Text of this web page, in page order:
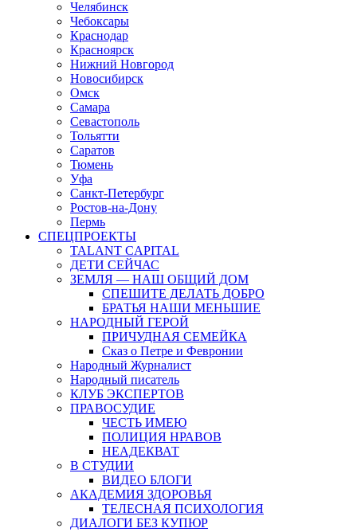
Челябинск
Чебоксары
Краснодар
Красноярск
Нижний Новгород
Новосибирск
Омск
Самара
Севастополь
Тольятти
Саратов
Тюмень
Уфа
Санкт-Петербург
Ростов-на-Дону
Пермь
СПЕЦПРОЕКТЫ
TALANT CAPITAL
ДЕТИ СЕЙЧАС
ЗЕМЛЯ — НАШ ОБЩИЙ ДОМ
СПЕШИТЕ ДЕЛАТЬ ДОБРО
БРАТЬЯ НАШИ МЕНЬШИЕ
НАРОДНЫЙ ГЕРОЙ
ПРИЧУДНАЯ СЕМЕЙКА
Сказ о Петре и Февронии
Народный Журналист
Народный писатель
КЛУБ ЭКСПЕРТОВ
ПРАВОСУДИЕ
ЧЕСТЬ ИМЕЮ
ПОЛИЦИЯ НРАВОВ
НЕАДЕКВАТ
В СТУДИИ
ВИДЕО БЛОГИ
АКАДЕМИЯ ЗДОРОВЬЯ
ТЕЛЕСНАЯ ПСИХОЛОГИЯ
ДИАЛОГИ БЕЗ КУПЮР